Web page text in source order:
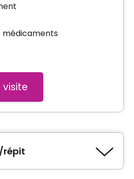
médicaments
visite
répit